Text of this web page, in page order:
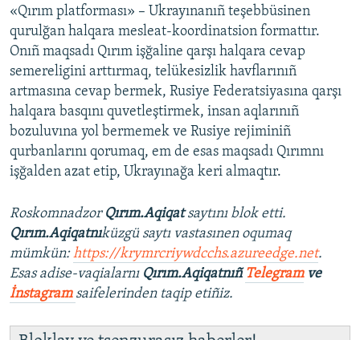
«Qırım platforması» – Ukrayınanıñ teşebbüsinen
qurulğan halqara mesleat-koordinatsion formattır.
Onıñ maqsadı Qırım işğaline qarşı halqara cevap
semereligini arttırmaq, telükesizlik havflarınıñ
artmasına cevap bermek, Rusiye Federatsiyasına qarşı
halqara basqını quvetleştirmek, insan aqlarınıñ
bozuluvına yol bermemek ve Rusiye rejiminiñ
qurbanlarını qorumaq, em de esas maqsadı Qırımnı
işğalden azat etip, Ukrayınağa keri almaqtır.
Roskomnadzor Qırım.Aqiqatsaytını blok etti.
Qırım.Aqiqatnıküzgü saytı vastasınen oqumaq
mümkün:https://krymrcriywdcchs.azureedge.net.
Esas adise-vaqialarnı Qırım.Aqiqatnıñ Telegramve
İnstagram saifelerinden taqip etiñiz.